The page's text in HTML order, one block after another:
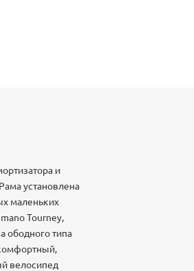
и
установлена
маленьких
Tourney,
ободного типа
велосипед